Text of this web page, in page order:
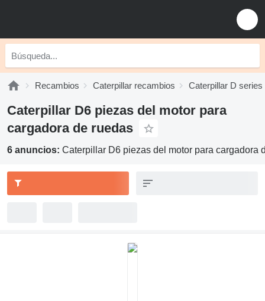
Recambios Caterpillar recambios Caterpillar D
Caterpillar D6 piezas del motor para
cargadora de ruedas
6 anuncios: Caterpillar D6 piezas del motor para cargadora